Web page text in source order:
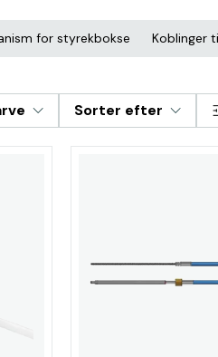
for styrekbokse Koblinger
Sorter efter